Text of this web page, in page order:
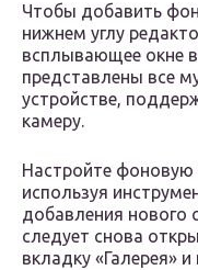
Чтобы добавить
нижнем углу
всплывающее окне
представлены все
устройстве,
камеру.
Настройте
используя
добавления нового
следует снова
вкладку «Галерея»